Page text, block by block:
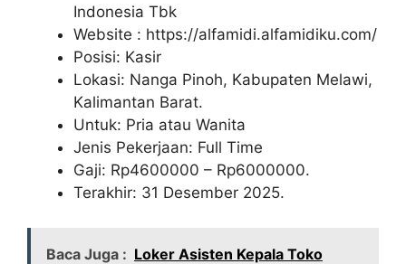
Indonesia Tbk
Website : https://alfamidi.alfamidiku.com/
Posisi: Kasir
Lokasi: Nanga Pinoh, Kabupaten Melawi,
Kalimantan Barat.
Untuk: Pria atau Wanita
Jenis Pekerjaan: Full Time
Gaji: Rp4600000 – Rp6000000.
Terakhir: 31 Desember 2025.
Baca Juga : Loker Asisten Kepala Toko